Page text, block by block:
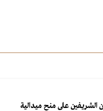
الشريفين على منح ميدالية